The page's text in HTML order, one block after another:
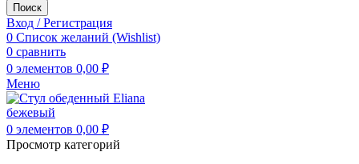
Поиск
Вход / Регистрация
0 Список желаний (Wishlist)
0 сравнить
0 элементов 0,00 ₽
Меню
0 элементов 0,00 ₽
Просмотр категорий